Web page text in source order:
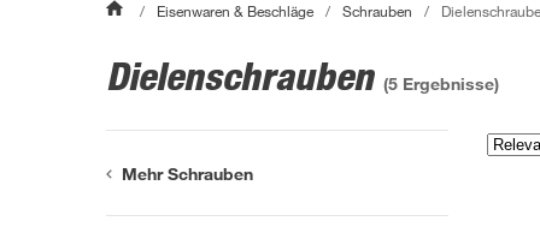
/ Eisenwaren & Beschläge / Schrauben /
Dielenschrauben (5 Ergebnisse)
Mehr Schrauben